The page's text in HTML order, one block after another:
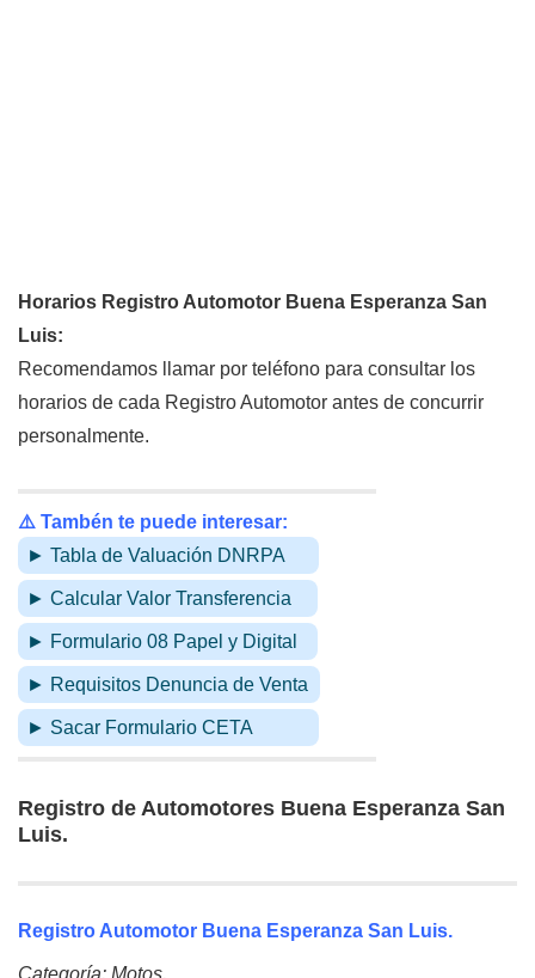
Horarios Registro Automotor Buena Esperanza San
Luis:
Recomendamos llamar por teléfono para consultar los
horarios de cada Registro Automotor antes de concurrir
personalmente.
⚠️ Tambén te puede interesar:
► Tabla de Valuación DNRPA
► Calcular Valor Transferencia
► Formulario 08 Papel y Digital
► Requisitos Denuncia de Venta
► Sacar Formulario CETA
Registro de Automotores Buena Esperanza San
Luis.
Registro Automotor Buena Esperanza San Luis.